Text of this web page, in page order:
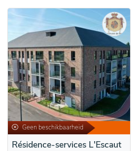
Geen beschikbaarheid
Résidence-services L'Escaut